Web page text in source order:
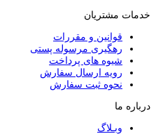
خدمات مشتریان
قوانین و مقررات
رهگیری مرسوله پستی
شیوه های پرداخت
رویه ارسال سفارش
نحوه ثبت سفارش
درباره ما
وبـلاگ